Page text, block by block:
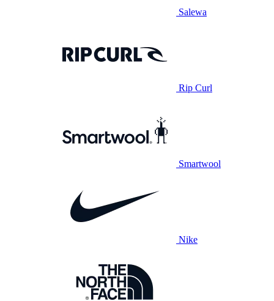
Salewa
Rip Curl
Smartwool
Nike